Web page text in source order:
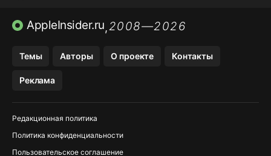
ПРИЛОЖЕНИЯ БЕЗ APP STORE
AppleInsider.ru,2008—2026
Темы Авторы О проекте Контакты
Реклама
Редакционная политика
Политика конфиденциальности
Пользовательское соглашение